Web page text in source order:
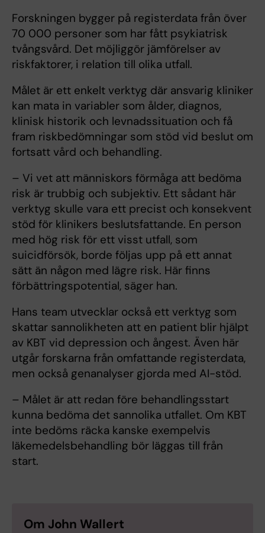
Forskningen bygger på registerdata från över
70 000 personer som har fått psykiatrisk
tvångsvård. Det möjliggör jämförelser av
riskfaktorer, i relation till olika utfall.
Målet är ett enkelt verktyg där ansvarig kliniker
kan mata in variabler som ålder, diagnos,
klinisk historik och levnadssituation och få
fram riskbedömningar som stöd vid beslut om
fortsatt vård och behandling.
– Vi vet att människors förmåga att bedöma
risk är trubbig och subjektiv. Ett sådant här
verktyg skulle vara ett precist och konsekvent
stöd för klinikers beslutsfattande. En person
med hög risk för ett visst utfall, som
suicidförsök, borde följas upp på ett annat
sätt än någon med lägre risk. Här finns
förbättringspotential, säger han.
Hans team utvecklar också ett verktyg som
skattar sannolikheten att en patient blir hjälpt
av KBT vid depression och ångest. Även här
utgår forskarna från omfattande registerdata,
men också genanalyser gjorda med AI-stöd.
– Målet är att redan före behandlingsstart
kunna bedöma det sannolika utfallet. Om KBT
inte bedöms räcka kanske exempelvis
läkemedelsbehandling bör läggas till från
start.
Om John Wallert